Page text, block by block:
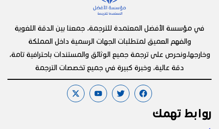
في مؤسسة الأفضل المعتمدة للترجمة، جمعنا بين الدقة اللغوية
والفهم العميق لمتطلبات الجهات الرسمية داخل المملكة
على ترجمة جميع الوثائق والمستندات باحترافية تامة،
دقة عالية، وخبرة كبيرة في جميع تخصصات الترجمة
تهمك